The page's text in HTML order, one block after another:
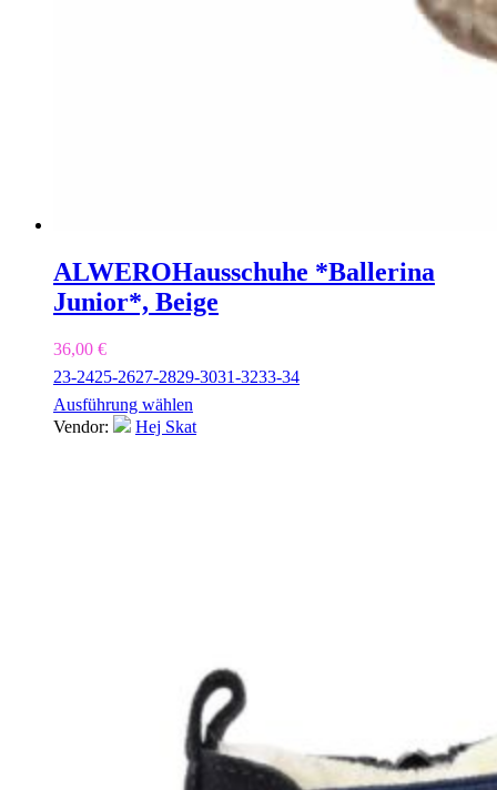
ALWEROHausschuhe *Ballerina
Junior*, Beige
36,00 €
23-2425-2627-2829-3031-3233-34
Ausführung wählen
Vendor:
Hej Skat